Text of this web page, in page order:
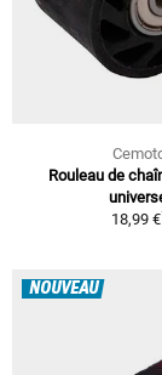
Rouleau de
18,99 €
NOUVEAU